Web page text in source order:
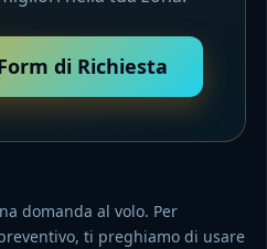
di Richiesta
domanda al volo. Per
ti preghiamo di usare